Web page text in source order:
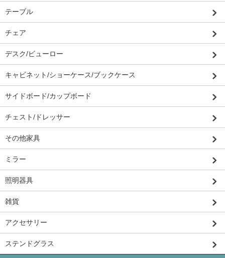
テーブル
チェア
デスク/ビューロー
キャビネット/ショーケース/ブックケース
サイドボード/カップボード
チェスト/ドレッサー
その他家具
ミラー
照明器具
雑貨
アクセサリー
ステンドグラス